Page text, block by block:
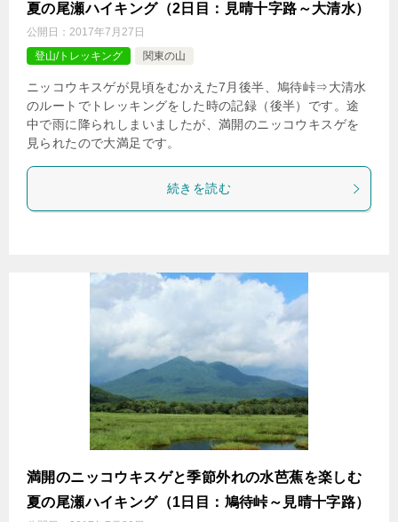
夏の尾瀬ハイキング（2日目：見晴十字路～大清水）
公開日： 2017年7月27日
登山/トレッキング
関東の山
ニッコウキスゲが見頃をむかえた7月後半、鳩待峠⇒大清水
のルートでトレッキングをした時の記録（後半）です。途
中で雨に降られしまいましたが、満開のニッコウキスゲを
見られたので大満足です。
続きを読む
満開のニッコウキスゲと季節外れの水芭蕉を楽しむ
夏の尾瀬ハイキング（1日目：鳩待峠～見晴十字路）